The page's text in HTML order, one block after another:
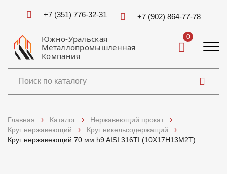
+7 (351) 776-32-31 +7 (902) 864-77-78
Южно-Уральская
Металлопромышленная
Компания
0
Услуги
Главная Каталог
Нержавеющий прокат
Круг нержавеющий
Круг никельсодержащий
Круг нержавеющий 70 мм h9 AISI 316TI (10Х17Н13М2Т)